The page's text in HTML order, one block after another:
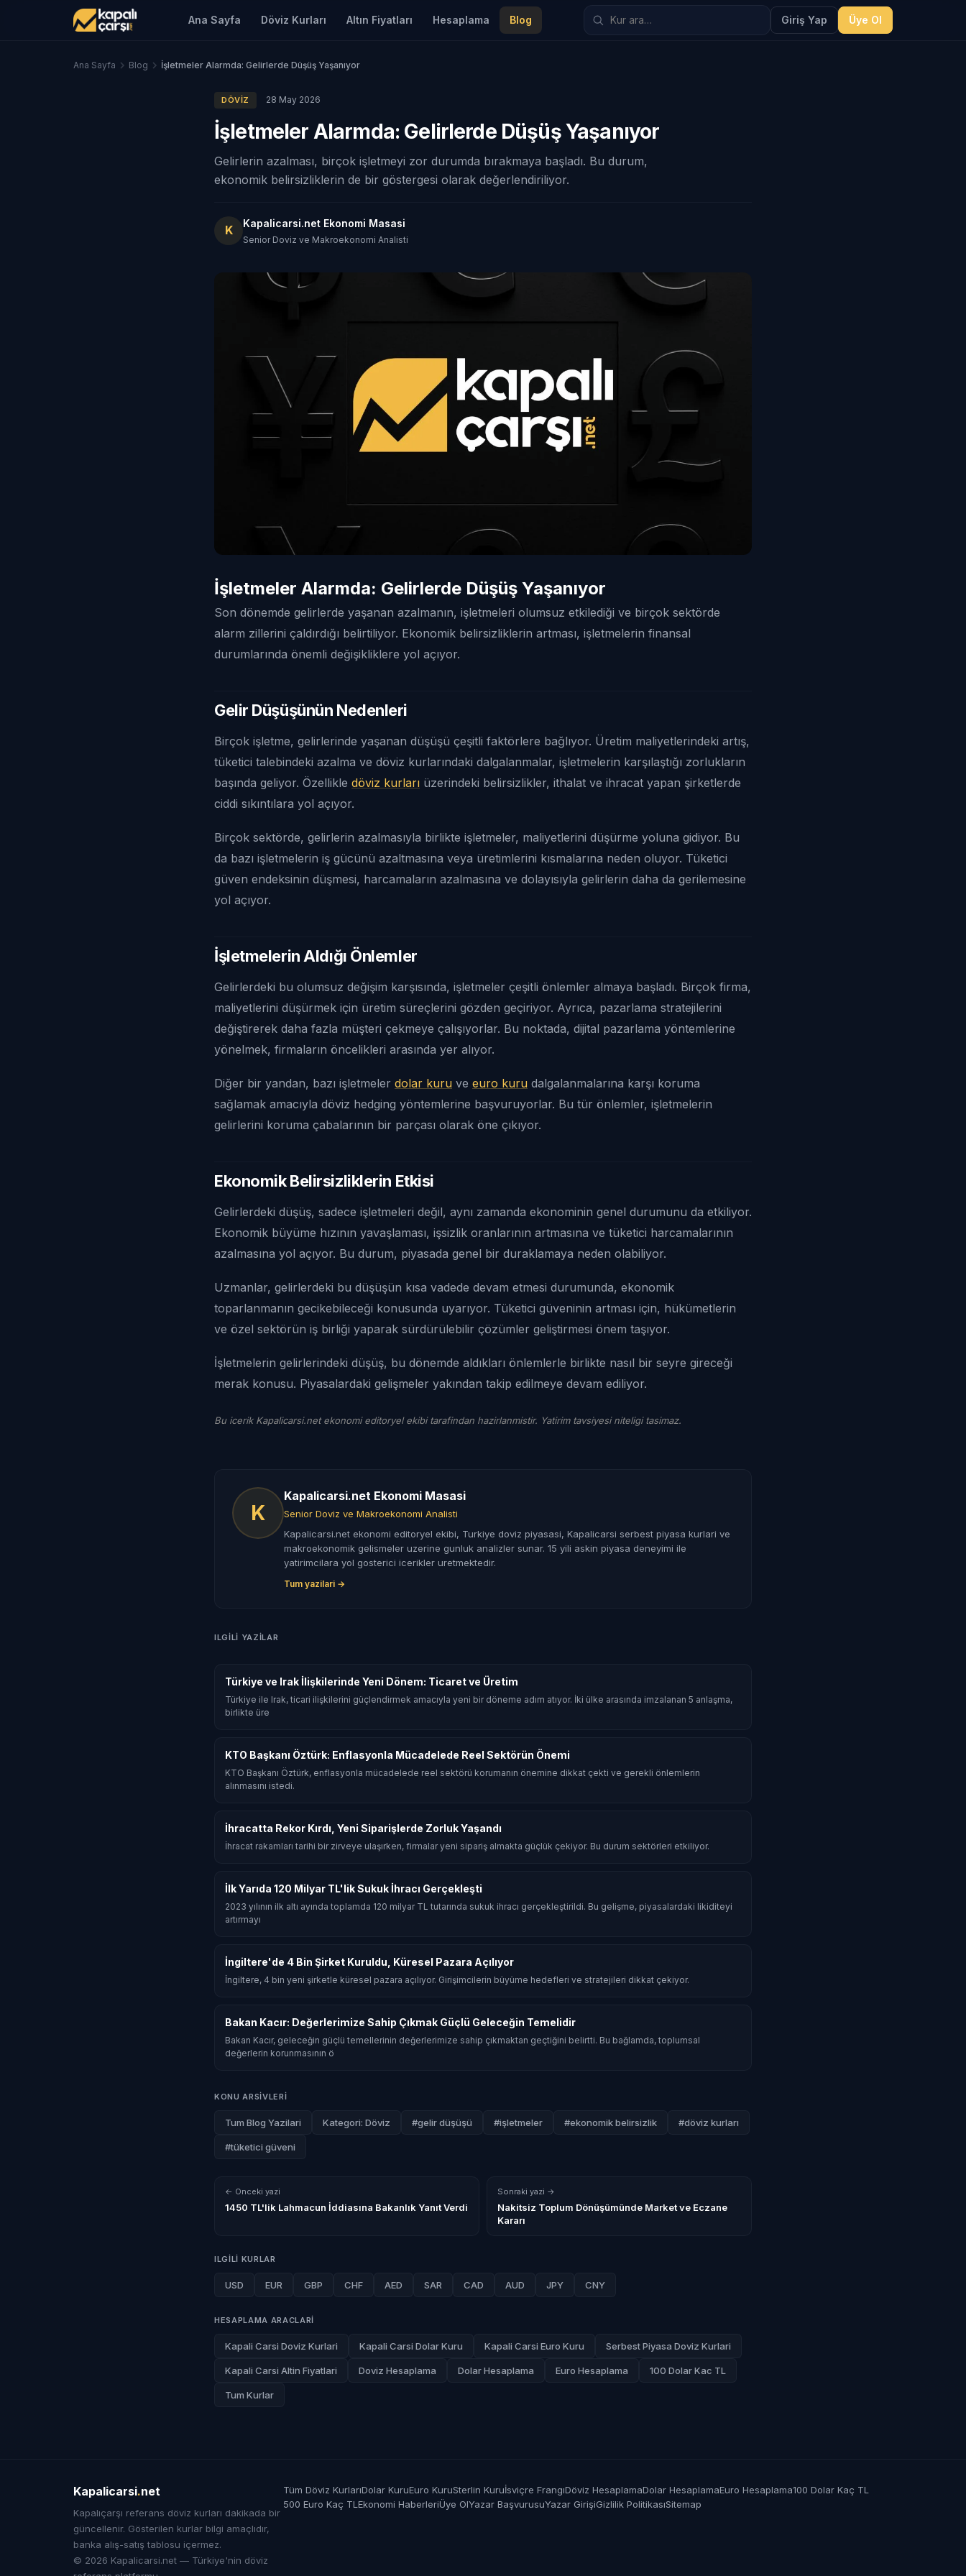
Ana Sayfa Döviz Kurları Altın Fiyatları Hesaplama Blog Giriş Yap Üye Ol
Ana Sayfa Blog İşletmeler Alarmda: Gelirlerde Düşüş Yaşanıyor
DÖVIZ 28 May 2026
İşletmeler Alarmda: Gelirlerde Düşüş Yaşanıyor
Gelirlerin azalması, birçok işletmeyi zor durumda bırakmaya başladı. Bu durum,
ekonomik belirsizliklerin de bir göstergesi olarak değerlendiriliyor.
K Kapalicarsi.net Ekonomi Masasi
Senior Doviz ve Makroekonomi Analisti
İşletmeler Alarmda: Gelirlerde Düşüş Yaşanıyor
Son dönemde gelirlerde yaşanan azalmanın, işletmeleri olumsuz etkilediği ve birçok sektörde
alarm zillerini çaldırdığı belirtiliyor. Ekonomik belirsizliklerin artması, işletmelerin finansal
durumlarında önemli değişikliklere yol açıyor.
Gelir Düşüşünün Nedenleri
Birçok işletme, gelirlerinde yaşanan düşüşü çeşitli faktörlere bağlıyor. Üretim maliyetlerindeki artış,
tüketici talebindeki azalma ve döviz kurlarındaki dalgalanmalar, işletmelerin karşılaştığı zorlukların
başında geliyor. Özellikle döviz kurları üzerindeki belirsizlikler, ithalat ve ihracat yapan şirketlerde
ciddi sıkıntılara yol açıyor.
Birçok sektörde, gelirlerin azalmasıyla birlikte işletmeler, maliyetlerini düşürme yoluna gidiyor. Bu
da bazı işletmelerin iş gücünü azaltmasına veya üretimlerini kısmalarına neden oluyor. Tüketici
güven endeksinin düşmesi, harcamaların azalmasına ve dolayısıyla gelirlerin daha da gerilemesine
yol açıyor.
İşletmelerin Aldığı Önlemler
Gelirlerdeki bu olumsuz değişim karşısında, işletmeler çeşitli önlemler almaya başladı. Birçok firma,
maliyetlerini düşürmek için üretim süreçlerini gözden geçiriyor. Ayrıca, pazarlama stratejilerini
değiştirerek daha fazla müşteri çekmeye çalışıyorlar. Bu noktada, dijital pazarlama yöntemlerine
yönelmek, firmaların öncelikleri arasında yer alıyor.
Diğer bir yandan, bazı işletmeler dolar kuru ve euro kuru dalgalanmalarına karşı koruma
sağlamak amacıyla döviz hedging yöntemlerine başvuruyorlar. Bu tür önlemler, işletmelerin
gelirlerini koruma çabalarının bir parçası olarak öne çıkıyor.
Ekonomik Belirsizliklerin Etkisi
Gelirlerdeki düşüş, sadece işletmeleri değil, aynı zamanda ekonominin genel durumunu da etkiliyor.
Ekonomik büyüme hızının yavaşlaması, işsizlik oranlarının artmasına ve tüketici harcamalarının
azalmasına yol açıyor. Bu durum, piyasada genel bir duraklamaya neden olabiliyor.
Uzmanlar, gelirlerdeki bu düşüşün kısa vadede devam etmesi durumunda, ekonomik
toparlanmanın gecikebileceği konusunda uyarıyor. Tüketici güveninin artması için, hükümetlerin
ve özel sektörün iş birliği yaparak sürdürülebilir çözümler geliştirmesi önem taşıyor.
İşletmelerin gelirlerindeki düşüş, bu dönemde aldıkları önlemlerle birlikte nasıl bir seyre gireceği
merak konusu. Piyasalardaki gelişmeler yakından takip edilmeye devam ediliyor.
Bu icerik Kapalicarsi.net ekonomi editoryel ekibi tarafindan hazirlanmistir. Yatirim tavsiyesi niteligi tasimaz.
K
Kapalicarsi.net Ekonomi Masasi
Senior Doviz ve Makroekonomi Analisti
Kapalicarsi.net ekonomi editoryel ekibi, Turkiye doviz piyasasi, Kapalicarsi serbest piyasa kurlari ve
makroekonomik gelismeler uzerine gunluk analizler sunar. 15 yili askin piyasa deneyimi ile
yatirimcilara yol gosterici icerikler uretmektedir.
Tum yazilari →
ILGILI YAZILAR
Türkiye ve Irak İlişkilerinde Yeni Dönem: Ticaret ve Üretim
Türkiye ile Irak, ticari ilişkilerini güçlendirmek amacıyla yeni bir döneme adım atıyor. İki ülke arasında imzalanan 5 anlaşma,
birlikte üre
KTO Başkanı Öztürk: Enflasyonla Mücadelede Reel Sektörün Önemi
KTO Başkanı Öztürk, enflasyonla mücadelede reel sektörü korumanın önemine dikkat çekti ve gerekli önlemlerin
alınmasını istedi.
İhracatta Rekor Kırdı, Yeni Siparişlerde Zorluk Yaşandı
İhracat rakamları tarihi bir zirveye ulaşırken, firmalar yeni sipariş almakta güçlük çekiyor. Bu durum sektörleri etkiliyor.
İlk Yarıda 120 Milyar TL'lik Sukuk İhracı Gerçekleşti
2023 yılının ilk altı ayında toplamda 120 milyar TL tutarında sukuk ihracı gerçekleştirildi. Bu gelişme, piyasalardaki likiditeyi
artırmayı
İngiltere'de 4 Bin Şirket Kuruldu, Küresel Pazara Açılıyor
İngiltere, 4 bin yeni şirketle küresel pazara açılıyor. Girişimcilerin büyüme hedefleri ve stratejileri dikkat çekiyor.
Bakan Kacır: Değerlerimize Sahip Çıkmak Güçlü Geleceğin Temelidir
Bakan Kacır, geleceğin güçlü temellerinin değerlerimize sahip çıkmaktan geçtiğini belirtti. Bu bağlamda, toplumsal
değerlerin korunmasının ö
KONU ARSIVLERI
Tum Blog Yazilari Kategori: Döviz #gelir düşüşü #işletmeler #ekonomik belirsizlik #döviz kurları
#tüketici güveni
← Onceki yazi
1450 TL'lik Lahmacun İddiasına Bakanlık Yanıt Verdi
Sonraki yazi →
Nakitsiz Toplum Dönüşümünde Market ve Eczane
Kararı
ILGILI KURLAR
USD EUR GBP CHF AED SAR CAD AUD JPY CNY
HESAPLAMA ARACLARI
Kapali Carsi Doviz Kurlari Kapali Carsi Dolar Kuru Kapali Carsi Euro Kuru Serbest Piyasa Doviz Kurlari
Kapali Carsi Altin Fiyatlari Doviz Hesaplama Dolar Hesaplama Euro Hesaplama 100 Dolar Kac TL
Tum Kurlar
Kapalicarsi.net
Kapalıçarşı referans döviz kurları dakikada bir
güncellenir. Gösterilen kurlar bilgi amaçlıdır,
banka alış-satış tablosu içermez.
© 2026 Kapalicarsi.net — Türkiye'nin döviz
Tüm Döviz KurlarıDolar KuruEuro KuruSterlin Kuruİsviçre FrangıDöviz HesaplamaDolar HesaplamaEuro Hesaplama100 Dolar Kaç TL
500 Euro Kaç TL Ekonomi HaberleriÜye OlYazar BaşvurusuYazar GirişiGizlilik PolitikasıSitemap